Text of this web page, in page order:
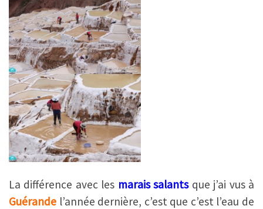
La différence avec les marais salantsque j’ai vus à
Guérande l’année dernière, c’est que c’est l’eau de